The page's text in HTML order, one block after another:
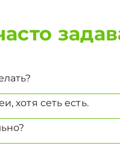
хотя сеть есть.